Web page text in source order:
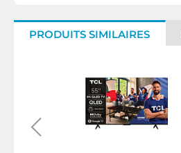
PRODUITS SIMILAIRES